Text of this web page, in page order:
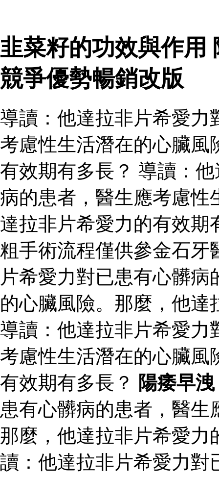
韭菜籽的功效與作用
競爭優勢暢銷改版
導讀：他達拉非片希愛力
考慮性生活潛在的心臟風
有效期有多長？ 導讀：
病的患者，醫生應考慮性
達拉非片希愛力的有效期
粗手術流程僅供參金石牙
片希愛力對已患有心髒
的心臟風險。那麼，他
導讀：他達拉非片希愛力
考慮性生活潛在的心臟風
有效期有多長？
陽痿早洩
患有心髒病的患者，醫
那麼，他達拉非片希愛
讀：他達拉非片希愛力對